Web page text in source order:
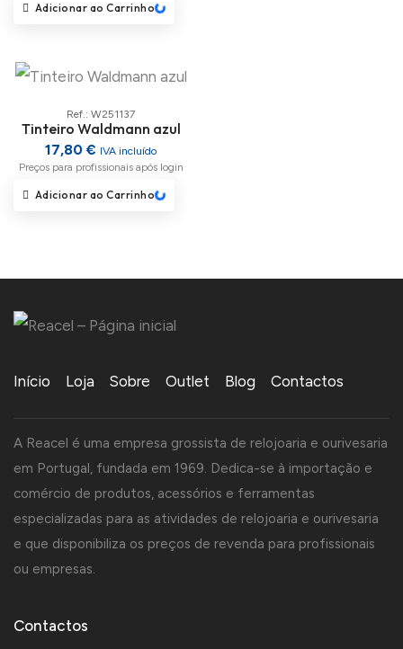
Adicionar ao Carrinho
Ref.: W251137
Tinteiro Waldmann azul
17,80 € IVA incluído
Preços para profissionais após login
Adicionar ao Carrinho
Início Loja Sobre Outlet Blog Contactos
A Reacel é uma empresa grossista de relojoaria e ourivesaria
em Portugal, fundada em 1969. Dedica-se à importação e
comércio de produtos, acessórios e ferramentas
especializadas para as atividades de relojoaria e ourivesaria
e que disponibiliza os preços de revenda para profissionais
ou empresas.
Contactos